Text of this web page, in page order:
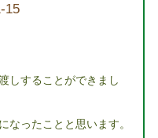
15
しすることができまし
なったことと思います。